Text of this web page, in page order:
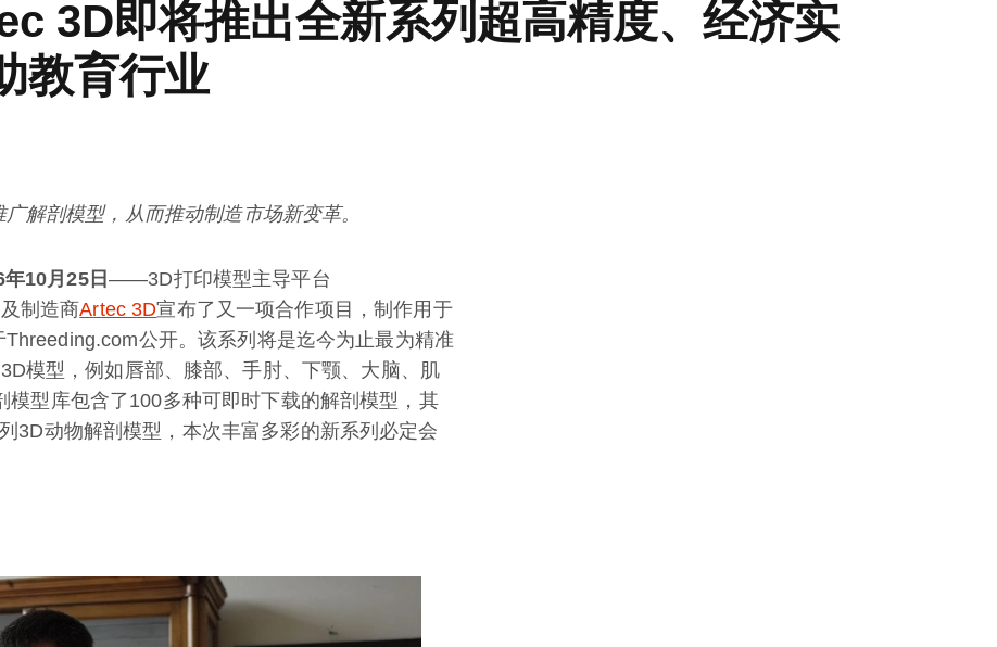
3D即将推出全新系列超高精度、经济实
教育行业
广解剖模型，从而推动制造市场新变革。
年10月25日 ——3D打印模型主导平台
制造商Artec 3D宣布了又一项合作项目，制作用于
公开。该系列将是迄今为止最为精准
模型，例如唇部、膝部、手肘、下颚、大脑、肌
型库包含了100多种可即时下载的解剖模型，其
3D动物解剖模型，本次丰富多彩的新系列必定会